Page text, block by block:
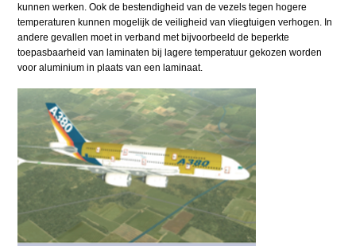
kunnen werken. Ook de bestendigheid van de vezels tegen hogere
temperaturen kunnen mogelijk de veiligheid van vliegtuigen verhogen. In
andere gevallen moet in verband met bijvoorbeeld de beperkte
toepasbaarheid van laminaten bij lagere temperatuur gekozen worden
voor aluminium in plaats van een laminaat.